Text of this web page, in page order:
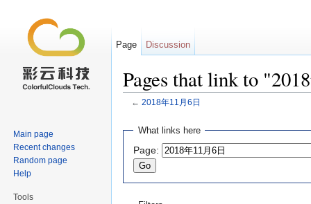
Pages that link to
← 2018年11月6日
What links here
Page:
Page Discussion
Main page
Recent changes
Random page
Help
Tools